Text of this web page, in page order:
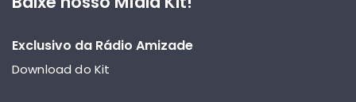
Exclusivo da Rádio Amizade
Download do Kit